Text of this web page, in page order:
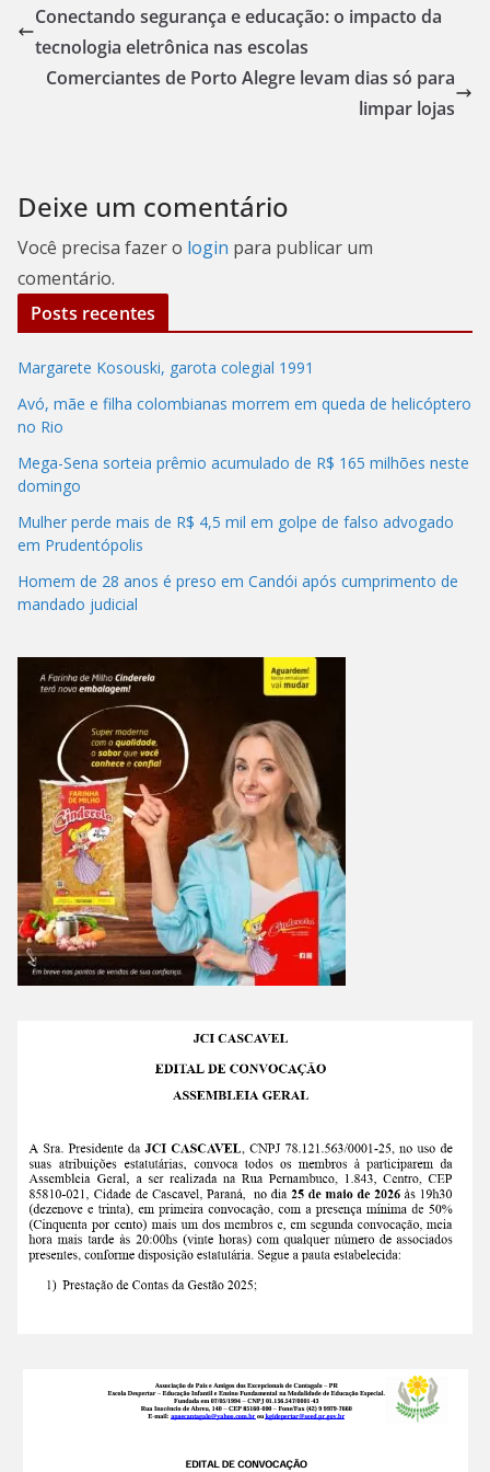
Conectando segurança e educação: o impacto da
tecnologia eletrônica nas escolas
Comerciantes de Porto Alegre levam dias só para
limpar lojas
Deixe um comentário
Você precisa fazer o login para publicar um
comentário.
Posts recentes
Margarete Kosouski, garota colegial 1991
Avó, mãe e filha colombianas morrem em queda de helicóptero
no Rio
Mega-Sena sorteia prêmio acumulado de R$ 165 milhões neste
domingo
Mulher perde mais de R$ 4,5 mil em golpe de falso advogado
em Prudentópolis
Homem de 28 anos é preso em Candói após cumprimento de
mandado judicial